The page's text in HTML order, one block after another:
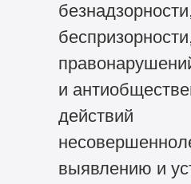
и
действий
выявлению и